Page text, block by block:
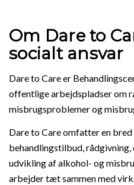
Om Dare to
socialt ansvar
Dare to Care er
offentlige arbejdspladser om
misbrugsproblemer og
Dare to Care omfatter en
behandlingstilbud,
udvikling af alkohol- og
arbejder tæt sammen med